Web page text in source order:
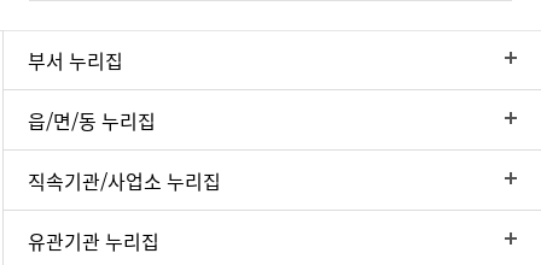
부서 누리집
읍/면/동 누리집
직속기관/사업소 누리집
유관기관 누리집